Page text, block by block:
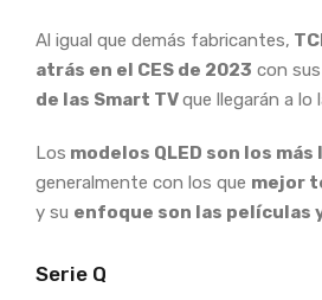
Al igual que demás fabricantes,
atrás en el CES de 2023 con sus
de las Smart TVque llegarán a lo
Los modelos QLED son los
generalmente con los que mejor
y su enfoque son las películas
Serie Q